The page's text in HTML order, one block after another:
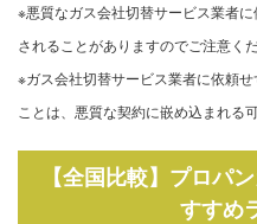
※悪質なガス会社切替サービス業者
されることがありますのでご注意くだ
※ガス会社切替サービス業者に依頼
ことは、悪質な契約に嵌め込まれる
【全国比較】プロパ
すすめ